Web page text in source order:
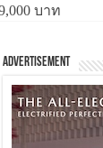
บาท
Advertisement